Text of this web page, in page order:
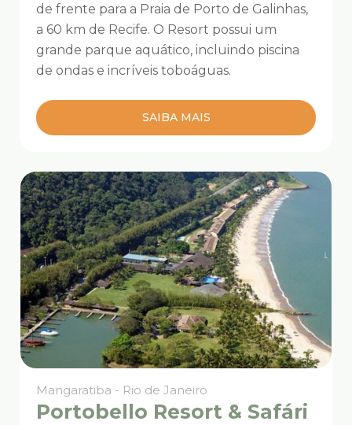
de frente para a Praia de Porto de Galinhas,
a 60 km de Recife. O Resort possui um
grande parque aquático, incluindo piscina
de ondas e incríveis toboáguas.
SAIBA MAIS
Mangaratiba - Rio de Janeiro
Portobello Resort & Safári